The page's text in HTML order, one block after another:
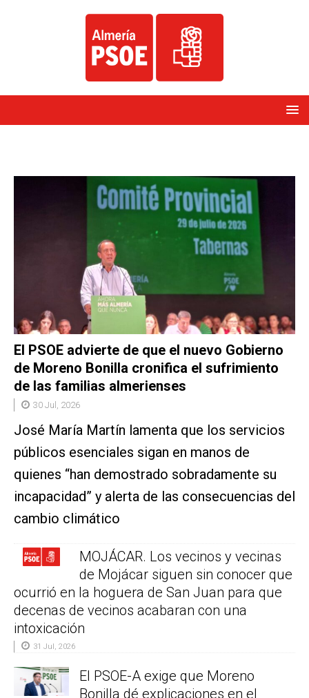
El PSOE advierte de que el nuevo Gobierno
de Moreno Bonilla cronifica el sufrimiento
de las familias almerienses
30 Jul, 2026
José María Martín lamenta que los servicios
públicos esenciales sigan en manos de
quienes “han demostrado sobradamente su
incapacidad” y alerta de las consecuencias del
cambio climático
MOJÁCAR. Los vecinos y vecinas
de Mojácar siguen sin conocer que
ocurrió en la hoguera de San Juan para que
decenas de vecinos acabaran con una
intoxicación
31 Jul, 2026
El PSOE-A exige que Moreno
Bonilla dé explicaciones en el